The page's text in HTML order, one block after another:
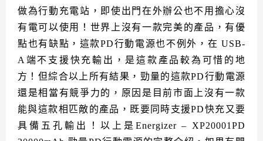
做為行動充電站，即使出門在外辦公也不用擔心沒
有電可以使用
！世界上沒有一款完美的產品，有優
點也有缺點，這款PD行動電源也不例外，在 USB-
A端不支援快充輸出，是這款產品較為可惜的地
方！但綜合以上所有結果，勁量的這款PD行動電源
還是相當有競爭力的，原因是目前市面上沒有一款
能與這款相匹敵的產品，既要同時支援PD快充又要
具備五孔輸出！以上是Energizer – XP20001PD